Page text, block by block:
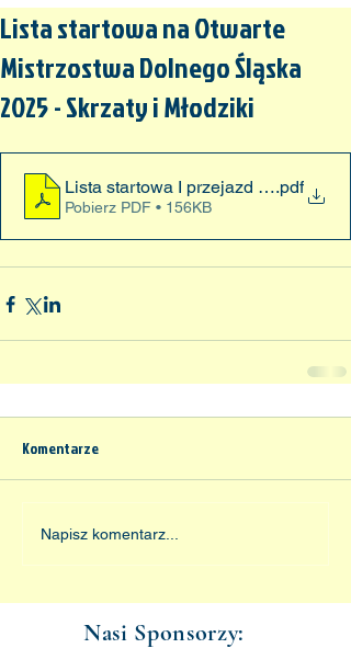
Lista startowa na Otwarte
Mistrzostwa Dolnego Śląska
2025 - Skrzaty i Młodziki
Lista startowa I przejazd OMDlSl
.pdf
Pobierz PDF • 156KB
Komentarze
Napisz komentarz...
Nasi Sponsorzy: